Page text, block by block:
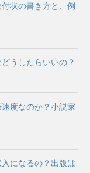
状の書き方と、例
うしたらいいの？
度なのか？小説家
になるの？出版は